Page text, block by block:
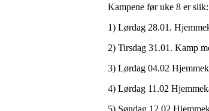
Kampene før uke 8 er slik:
1) Lørdag 28.01.
2) Tirsdag 31.01. Kamp
3) Lørdag 04.02
4) Lørdag 11.02
5) Søndag 12.02